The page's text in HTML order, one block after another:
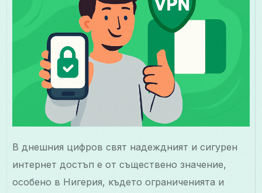
В днешния цифров свят надеждният и сигурен
интернет достъп е от съществено значение,
особено в Нигерия, където ограниченията и